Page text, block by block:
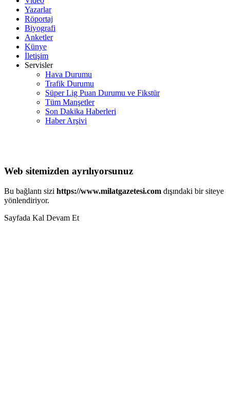
Yazarlar
Röportaj
Biyografi
Anketler
Künye
İletişim
Servisler
Hava Durumu
Trafik Durumu
Süper Lig Puan Durumu ve Fikstür
Tüm Manşetler
Son Dakika Haberleri
Haber Arşivi
Web sitemizden ayrılıyorsunuz
Bu bağlantı sizi https://www.milatgazetesi.com dışındaki bir siteye
yönlendiriyor.
Sayfada Kal Devam Et